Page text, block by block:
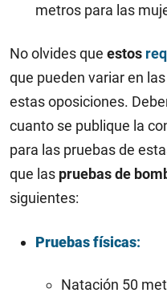
metros para las
No olvides que estos
que pueden variar en
estas oposiciones.
cuanto se publique la
para las pruebas de
que las pruebas de
siguientes:
Pruebas físicas:
Natación 50